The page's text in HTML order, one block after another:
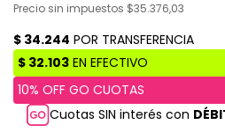
Precio sin impuestos $35.376,03
Cuotas SIN interés con